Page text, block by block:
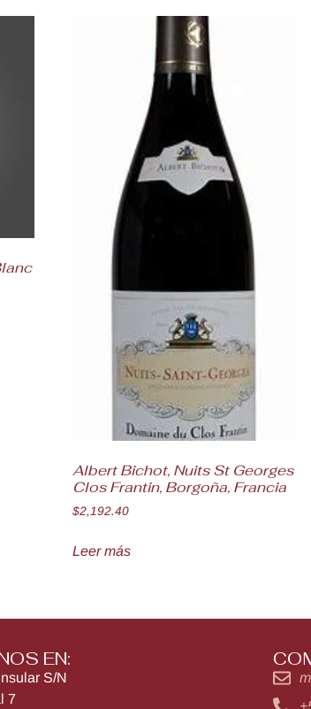
Albert Bichot, Nuits St Georges
Clos Frantin, Borgoña, Francia
$2,192.40
Leer más
EN:
S/N
7